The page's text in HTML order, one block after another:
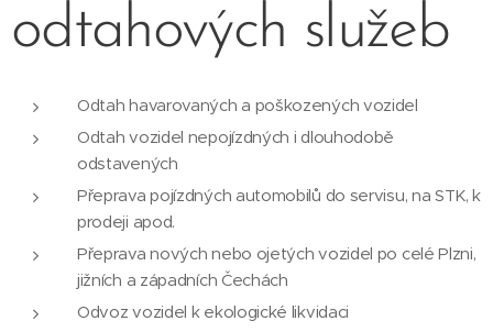
odtahových služeb
Odtah havarovaných a poškozených vozidel
Odtah vozidel nepojízdných i dlouhodobě
odstavených
Přeprava pojízdných automobilů do servisu, na STK, k
prodeji apod.
Přeprava nových nebo ojetých vozidel po celé Plzni,
jižních a západních Čechách
Odvoz vozidel k ekologické likvidaci